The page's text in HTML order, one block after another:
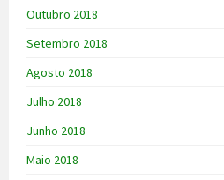
Outubro 2018
Setembro 2018
Agosto 2018
Julho 2018
Junho 2018
Maio 2018